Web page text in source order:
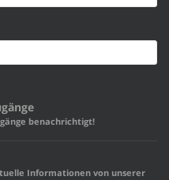
benachrichtigt!
Informationen von unserer